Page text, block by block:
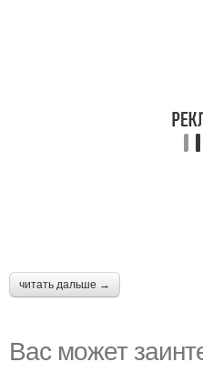
читать дальше →
Вас может